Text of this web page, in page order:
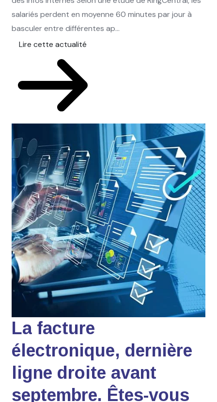
salariés perdent en moyenne 60 minutes par jour à
basculer entre différentes ap...
Lire cette actualité
La facture
électronique, dernière
ligne droite avant
septembre. Êtes-vous